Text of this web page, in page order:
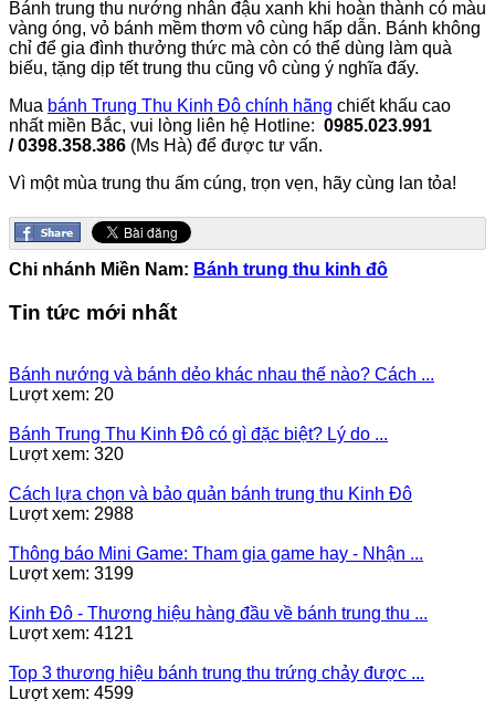
Bánh trung thu nướng nhân đậu xanh khi hoàn thành có màu
vàng óng, vỏ bánh mềm thơm vô cùng hấp dẫn. Bánh không
chỉ để gia đình thưởng thức mà còn có thể dùng làm quà
biếu, tặng dịp tết trung thu cũng vô cùng ý nghĩa đấy.
Mua bánh Trung Thu Kinh Đô chính hãng chiết khấu cao
nhất miền Bắc, vui lòng liên hệ Hotline: 0985.023.991
/ 0398.358.386 (Ms Hà) để được tư vấn.
Vì một mùa trung thu ấm cúng, trọn vẹn, hãy cùng lan tỏa!
Chi nhánh Miền Nam: Bánh trung thu kinh đô
Tin tức mới nhất
Bánh nướng và bánh dẻo khác nhau thế nào? Cách ...
Lượt xem: 20
Bánh Trung Thu Kinh Đô có gì đặc biệt? Lý do ...
Lượt xem: 320
Cách lựa chọn và bảo quản bánh trung thu Kinh Đô
Lượt xem: 2988
Thông báo Mini Game: Tham gia game hay - Nhận ...
Lượt xem: 3199
Kinh Đô - Thương hiệu hàng đầu về bánh trung thu ...
Lượt xem: 4121
Top 3 thương hiệu bánh trung thu trứng chảy được ...
Lượt xem: 4599